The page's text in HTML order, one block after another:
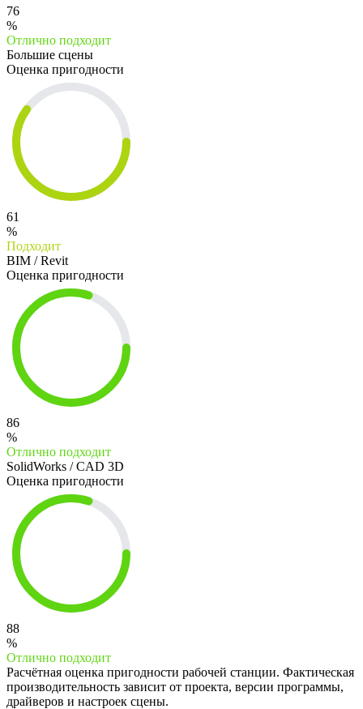
76
%
Отлично подходит
Большие сцены
Оценка пригодности
61
%
Подходит
BIM / Revit
Оценка пригодности
86
%
Отлично подходит
SolidWorks / CAD 3D
Оценка пригодности
88
%
Отлично подходит
Расчётная оценка пригодности рабочей станции. Фактическая
производительность зависит от проекта, версии программы,
драйверов и настроек сцены.